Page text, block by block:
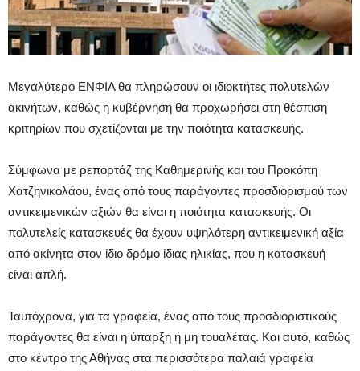
Μεγαλύτερο ΕΝΦΙΑ θα πληρώσουν οι ιδιοκτήτες πολυτελών
ακινήτων, καθώς η κυβέρνηση θα προχωρήσει στη θέσπιση
κριτηρίων που σχετίζονται με την ποιότητα κατασκευής.
Σύμφωνα με ρεπορτάζ της Καθημερινής και του Προκόπη
Χατζηνικολάου, ένας από τους παράγοντες προσδιορισμού των
αντικειμενικών αξιών θα είναι η ποιότητα κατασκευής. Οι
πολυτελείς κατασκευές θα έχουν υψηλότερη αντικειμενική αξία
από ακίνητα στον ίδιο δρόμο ίδιας ηλικίας, που η κατασκευή
είναι απλή.
Ταυτόχρονα, για τα γραφεία, ένας από τους προσδιοριστικούς
παράγοντες θα είναι η ύπαρξη ή μη τουαλέτας. Και αυτό, καθώς
στο κέντρο της Αθήνας στα περισσότερα παλαιά γραφεία